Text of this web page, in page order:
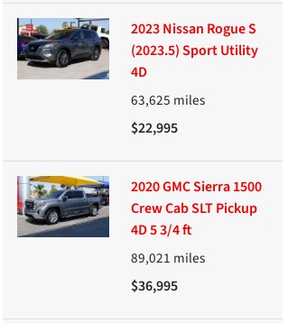
2023 Nissan Rogue S
(2023.5) Sport Utility
4D
63,625 miles
$22,995
2020 GMC Sierra 1500
Crew Cab SLT Pickup
4D 5 3/4 ft
89,021 miles
$36,995